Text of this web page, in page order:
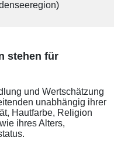
stehen für
und Wertschätzung
unabhängig ihrer
Hautfarbe, Religion
ihres Alters,